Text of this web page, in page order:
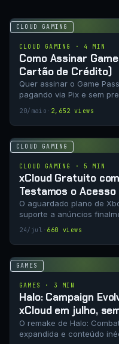
CLOUD GAMING
CLOUD GAMING · 4 MIN
Como Assinar
Cartão de Crédito)
Quer assinar o Game
pagando via Pix e sem
20/maio · 2,652 views
CLOUD GAMING
CLOUD GAMING · 5 MIN
xCloud Gratuito
Testamos o
O aguardado plano de
suporte a anúncios
24/jul · 660 views
GAMES
GAMES · 3 MIN
Halo: Campaign
xCloud em julho,
O remake de Halo:
expandida e conteúdo